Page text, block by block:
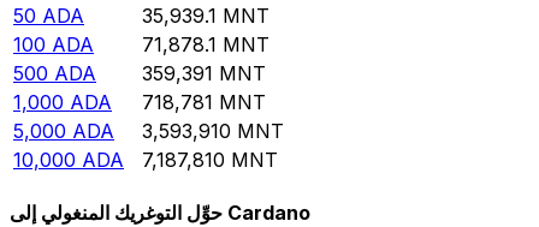
50 ADA 35,939.1 MNT
100 ADA 71,878.1 MNT
500 ADA 359,391 MNT
1,000 ADA 718,781 MNT
5,000 ADA 3,593,910 MNT
10,000 ADA 7,187,810 MNT
حوِّل التوغريك المنغولي إلى Cardano